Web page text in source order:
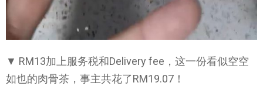
▼ RM13加上服务税和Delivery fee，这一份看似空空
如也的肉骨茶，事主共花了RM19.07！